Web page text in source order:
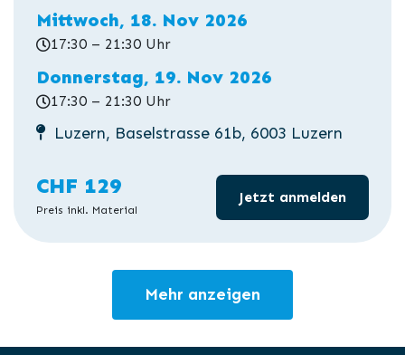
Mittwoch, 18. Nov 2026
17:30 – 21:30 Uhr
Donnerstag, 19. Nov 2026
17:30 – 21:30 Uhr
Luzern, Baselstrasse 61b, 6003 Luzern
CHF 129
Preis inkl. Material
Jetzt anmelden
Mehr anzeigen